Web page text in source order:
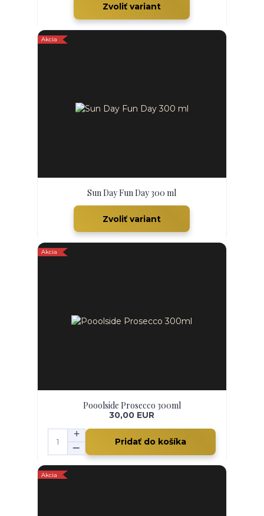
Zvoliť variant
Akcia
Sun Day Fun Day 300 ml
Zvoliť variant
Akcia
Pooolside Prosecco 300ml
30,00 EUR
Pridať do košíka
Akcia